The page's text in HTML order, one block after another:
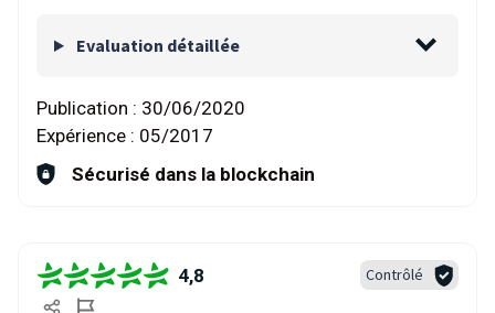
Evaluation détaillée
Publication : 30/06/2020
Expérience : 05/2017
Sécurisé dans la blockchain
4,8 Contrôlé